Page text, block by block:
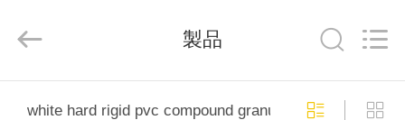
Taizhou
Chemical
製品
white hard rigid pvc compound granule